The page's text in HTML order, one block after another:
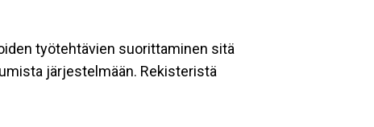
työtehtävien suorittaminen sitä
järjestelmään. Rekisteristä